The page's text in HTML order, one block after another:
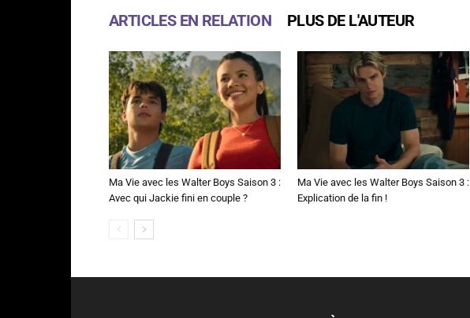
ARTICLES EN RELATION PLUS DE L'AUTEUR
Ma Vie avec les Walter Boys Saison 3 :
Avec qui Jackie fini en couple ?
Ma Vie avec les Walter Boys Saison 3 :
Explication de la fin !